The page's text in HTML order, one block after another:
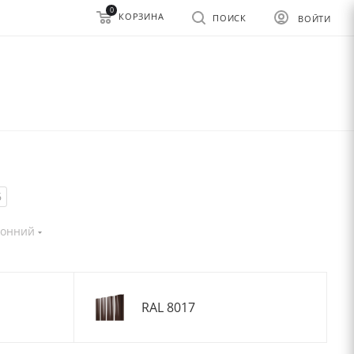
ВОЙТИ
ПОИСК
0
КОРЗИНА
RAL 8017